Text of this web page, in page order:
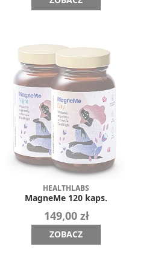
HEALTHLABS
MagneMe 120 kaps.
149,00 zł
ZOBACZ